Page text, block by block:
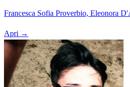
Francesca Sofia Proverbio, Eleonora
Apri →